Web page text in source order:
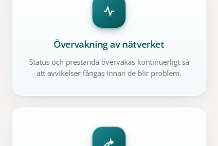
Övervakning av nätverket
Status och prestanda övervakas kontinuerligt så
att avvikelser fångas innan de blir problem.